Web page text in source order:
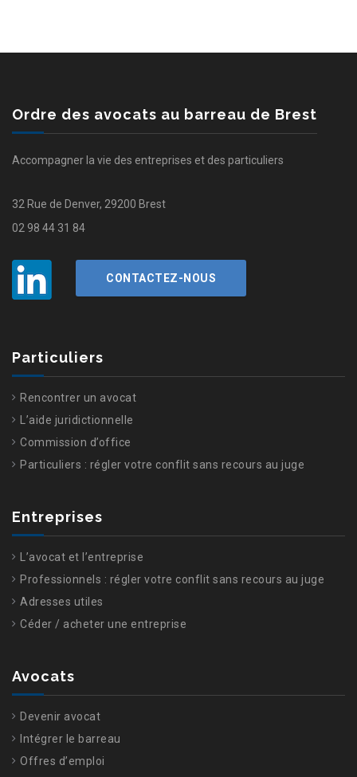
Ordre des avocats au barreau de Brest
Accompagner la vie des entreprises et des particuliers
32 Rue de Denver, 29200 Brest
02 98 44 31 84
CONTACTEZ-NOUS
Particuliers
Rencontrer un avocat
L’aide juridictionnelle
Commission d’office
Particuliers : régler votre conflit sans recours au juge
Entreprises
L’avocat et l’entreprise
Professionnels : régler votre conflit sans recours au juge
Adresses utiles
Céder / acheter une entreprise
Avocats
Devenir avocat
Intégrer le barreau
Offres d’emploi